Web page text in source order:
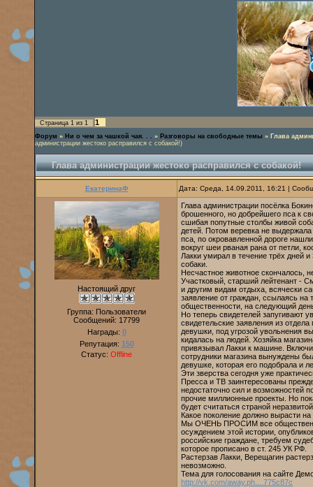
Страница 1 из 1 1
Форум » Ни о чем за чашкой чая. . . » Разговоры на свободные темы » Глава
администрации жестоко расправился с собакой!)
Глава администрации жестоко расправился с собакой!
ЕкатеринаФ Дата: Среда, 14.09.2011, 16:21 |
Настоящий друг
Группа: Пользователи
Сообщений: 17799
Награды: 0
Репутация: 150
Статус: Offline
Глава администрации посёлка
брошенного, но добрейшего пса к
сшибая попутные столбы живой
детей. Потом веревка не
пса, по окровавленной дороге
вокруг шеи рваная рана от петли,
Лакки умирал в течение трёх дней
собаки.
Несчастное животное скончалось,
Участковый, старший лейтенант -
и другим видам отдыха, всячески
заявление от граждан, ссылаясь на
общественности, на следующий
Но теперь свидетелей запугивают
свидетельские заявления из
девушки, под угрозой увольнения
кидалась на людей. Хозяйка
привязывал Лакки к машине.
сотрудники магазина вынуждены
девушке, которая его подобрала и
Эти зверства сегодня уже
Пресса и ТВ заинтересованы
недостаточно сил и возможностей
прочие миллионные проекты. Но
будет считаться страной
Какое поколение должно вырасти
Мы ОЧЕНЬ ПРОСИМ все
осуждением этой истории,
российские граждане, требуем
которое прописано в ст. 245 УК РФ.
Растерзав Лакки, Верещагин
невозможно.
Тема для голосования на сайте
http://vk.com/away.ph....775c87c